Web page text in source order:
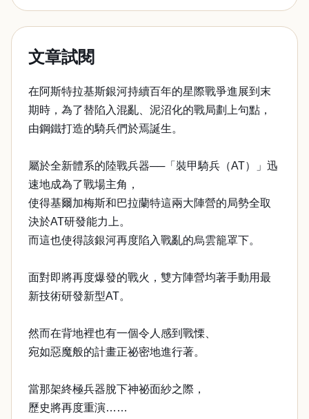
文章試閱
在阿斯特拉基斯銀河持續百年的星際戰爭進展到末
期時，為了替陷入混亂、泥沼化的戰局劃上句點，
由鋼鐵打造的騎兵們於焉誕生。
屬於全新體系的陸戰兵器──「裝甲騎兵（AT）」迅
速地成為了戰場主角，
使得基爾加梅斯和巴拉蘭特這兩大陣營的局勢全取
決於AT研發能力上。
而這也使得該銀河再度陷入戰亂的烏雲籠罩下。
面對即將再度爆發的戰火，雙方陣營均著手動用最
新技術研發新型AT。
然而在背地裡也有一個令人感到戰慄、
宛如惡魔般的計畫正祕密地進行著。
當那架終極兵器脫下神祕面紗之際，
歷史將再度重演……